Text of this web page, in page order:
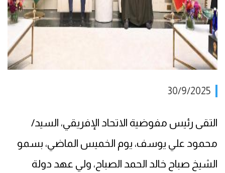
30/9/2025
التقى رئيس مفوضية الاتحاد الإفريقي، السيد/
محمود علي يوسف، يوم الخميس الماضي، بسمو
الشيخ صباح خالد الحمد الصباح، ولي عهد دولة